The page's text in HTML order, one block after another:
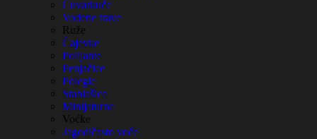
Čuvarkuće
Vodene trave
Ruže
Čajevke
Polijante
Penjačice
Polegle
Stablašice
Minijaturne
Voćke
Jagodičasto voće